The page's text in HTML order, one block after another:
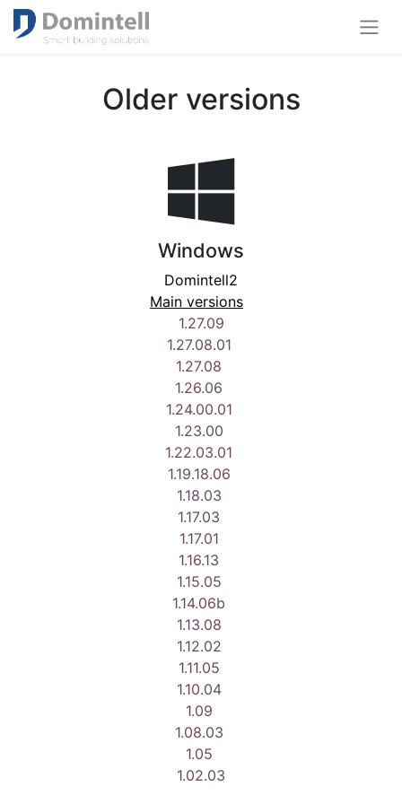
Older versions
Windows
Domintell2
Main versions
1.27.09
1.27.08.01
1.27.08
1.26.06
1.24.00.01
1.23.00
1.22.03.01
1.19.18.06
1.18.03
1.17.03
1.17.01
1.16.13
1.15.05
1.14.06b
1.13.08
1.12.02
1.11.05
1.10.04
1.09
1.08.03
1.05
1.02.03